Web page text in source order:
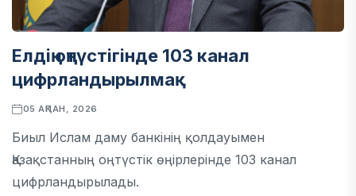
Елдің оңтүстігінде 103 канал
цифрландырылмақ
05 АҚПАН, 2026
Биыл Ислам даму банкінің қолдауымен
Қазақстанның оңтүстік өңірлерінде 103 канал
цифрландырылады.